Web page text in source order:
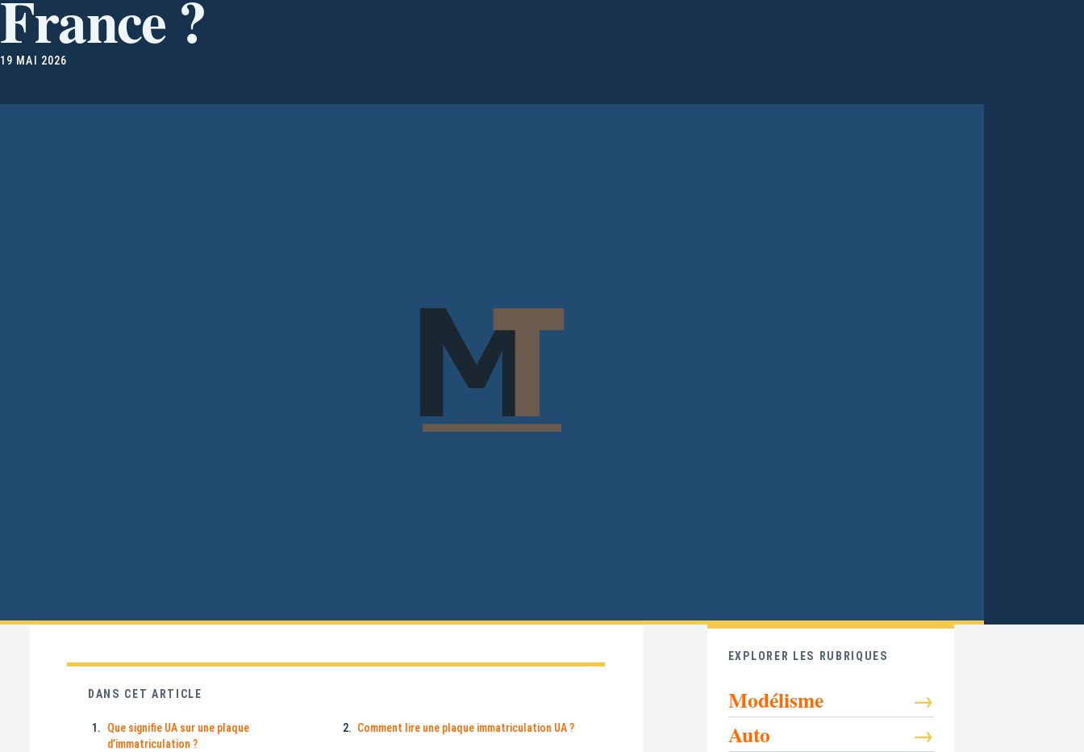
France ?
19 MAI 2026
DANS CET ARTICLE
Que signifie UA sur une plaque
d’immatriculation ?
Comment lire une plaque immatriculation UA ?
EXPLORER LES RUBRIQUES
Modélisme
Auto